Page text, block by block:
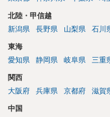
北陸・甲信越
新潟県
長野県 山梨県 石川
東海
愛知県
静岡県 岐阜県 三重
関西
大阪府
兵庫県 京都府 滋賀
中国